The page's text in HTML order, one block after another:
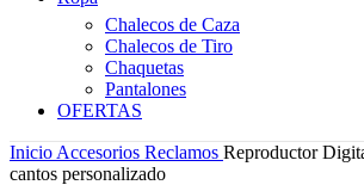
Chalecos de Caza
Chalecos de Tiro
Chaquetas
Pantalones
OFERTAS
Inicio Accesorios Reclamos Reproductor
cantos personalizado